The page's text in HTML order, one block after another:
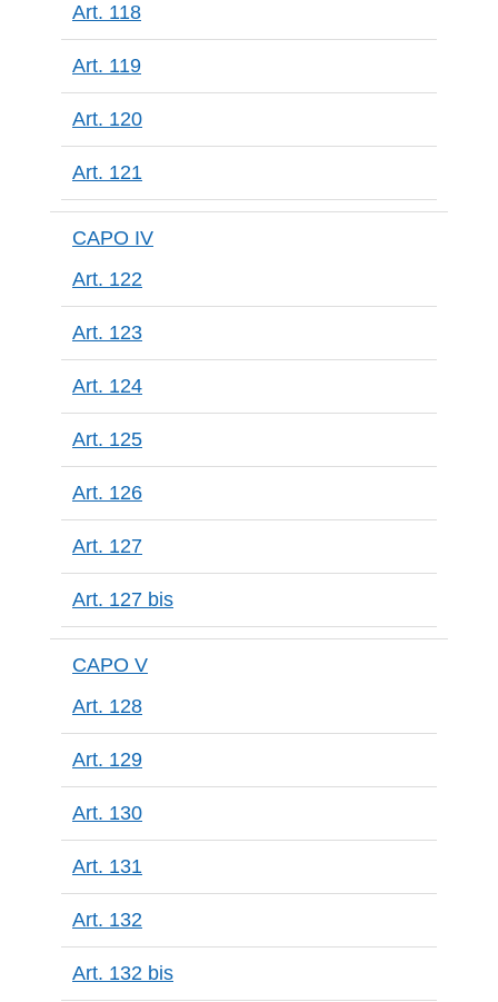
Art. 118
Art. 119
Art. 120
Art. 121
CAPO IV
Art. 122
Art. 123
Art. 124
Art. 125
Art. 126
Art. 127
Art. 127 bis
CAPO V
Art. 128
Art. 129
Art. 130
Art. 131
Art. 132
Art. 132 bis